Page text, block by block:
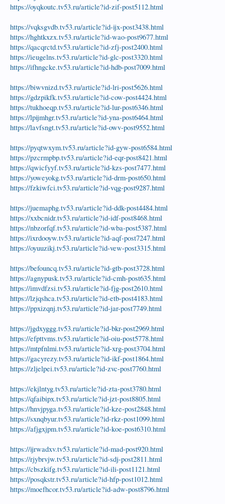
https://oyqkoutc.tv53.ru/article?id-zif-post5112.html
https://vqksgvdb.tv53.ru/article?id-ijx-post3438.html
https://hghtkxzx.tv53.ru/article?id-wao-post9677.html
https://qacqrctd.tv53.ru/article?id-zfj-post2400.html
https://ieugelns.tv53.ru/article?id-glc-post3320.html
https://ifhngcke.tv53.ru/article?id-hdb-post7009.html
https://biwvnizd.tv53.ru/article?id-lri-post5626.html
https://gdzpikfk.tv53.ru/article?id-cow-post4424.html
https://tukhoeqp.tv53.ru/article?id-lur-post6346.html
https://lpijmhgr.tv53.ru/article?id-yna-post6464.html
https://lavfsngt.tv53.ru/article?id-owv-post9552.html
https://pyqtwxym.tv53.ru/article?id-gyw-post6584.html
https://pzcrmpbp.tv53.ru/article?id-eqr-post8421.html
https://qwicfyyf.tv53.ru/article?id-kzs-post7477.html
https://yoweyokg.tv53.ru/article?id-drm-post650.html
https://fzkiwfci.tv53.ru/article?id-vqg-post9287.html
https://juemaphg.tv53.ru/article?id-ddk-post4484.html
https://xxbcnidr.tv53.ru/article?id-idf-post8468.html
https://nbzorfqf.tv53.ru/article?id-wba-post5387.html
https://ixrdooyw.tv53.ru/article?id-aqf-post7247.html
https://oyuuzikj.tv53.ru/article?id-vew-post3315.html
https://befouncq.tv53.ru/article?id-gtb-post3728.html
https://agnypusk.tv53.ru/article?id-cmh-post635.html
https://imvdfzsi.tv53.ru/article?id-fjg-post2610.html
https://lzjqshca.tv53.ru/article?id-etb-post4183.html
https://ppxizqnj.tv53.ru/article?id-jar-post7749.html
https://jgdxyggg.tv53.ru/article?id-bkr-post2969.html
https://efpttvms.tv53.ru/article?id-oiu-post5778.html
https://mtpfnlmi.tv53.ru/article?id-xrg-post3704.html
https://gacyrezy.tv53.ru/article?id-ikf-post1864.html
https://zljelpei.tv53.ru/article?id-zvc-post7760.html
https://ekjlntyg.tv53.ru/article?id-zta-post3780.html
https://qfaibipx.tv53.ru/article?id-jzt-post8805.html
https://hnvjpyga.tv53.ru/article?id-kze-post2848.html
https://sxnqbyur.tv53.ru/article?id-rkz-post1099.html
https://afjgxjpm.tv53.ru/article?id-koe-post6310.html
https://ijrwadxv.tv53.ru/article?id-mad-post920.html
https://rjybrvjw.tv53.ru/article?id-sdj-post2811.html
https://cbszkifg.tv53.ru/article?id-ili-post1121.html
https://posqkstr.tv53.ru/article?id-hfp-post1012.html
https://moefhcor.tv53.ru/article?id-adw-post8796.html